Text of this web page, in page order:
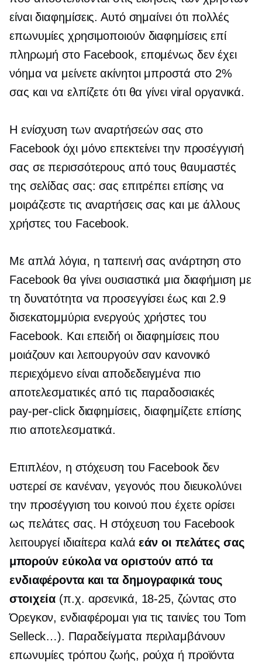
είναι διαφημίσεις. Αυτό σημαίνει ότι πολλές
επωνυμίες χρησιμοποιούν διαφημίσεις επί
πληρωμή στο Facebook, επομένως δεν έχει
νόημα να μείνετε ακίνητοι μπροστά στο 2%
σας και να ελπίζετε ότι θα γίνει viral οργανικά.
Η ενίσχυση των αναρτήσεών σας στο
Facebook όχι μόνο επεκτείνει την προσέγγισή
σας σε περισσότερους από τους θαυμαστές
της σελίδας σας: σας επιτρέπει επίσης να
μοιράζεστε τις αναρτήσεις σας και με άλλους
χρήστες του Facebook.
Με απλά λόγια, η ταπεινή σας ανάρτηση στο
Facebook θα γίνει ουσιαστικά μια διαφήμιση με
τη δυνατότητα να προσεγγίσει έως και 2.9
δισεκατομμύρια ενεργούς χρήστες του
Facebook. Και επειδή οι διαφημίσεις που
μοιάζουν και λειτουργούν σαν κανονικό
περιεχόμενο είναι αποδεδειγμένα πιο
αποτελεσματικές από τις παραδοσιακές
pay-per-clickδιαφημίσεις, διαφημίζετε επίσης
πιο αποτελεσματικά.
Επιπλέον, η στόχευση του Facebook δεν
υστερεί σε κανέναν, γεγονός που διευκολύνει
την προσέγγιση του κοινού που έχετε ορίσει
ως πελάτες σας. Η στόχευση του Facebook
λειτουργεί ιδιαίτερα καλάεάν οι πελάτες σας
μπορούν εύκολα να οριστούν από τα
ενδιαφέροντα και τα δημογραφικά τους
στοιχεία (π.χ. αρσενικά, 18-25, ζώντας στο
Όρεγκον, ενδιαφέρομαι για τις ταινίες του Tom
Selleck…). Παραδείγματα περιλαμβάνουν
επωνυμίες τρόπου ζωής, ρούχα ή προϊόντα